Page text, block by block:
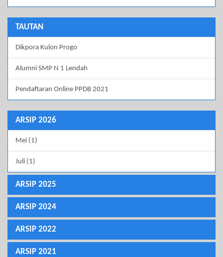
TAUTAN
Dikpora Kulon Progo
Alumni SMP N 1 Lendah
Pendaftaran Online PPDB 2021
ARSIP 2026
Mei (1)
Juli (1)
ARSIP 2025
ARSIP 2024
ARSIP 2022
ARSIP 2021